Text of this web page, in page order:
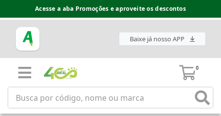
Acesse a aba Promoções e aproveite os descontos
Baixe já nosso APP
0